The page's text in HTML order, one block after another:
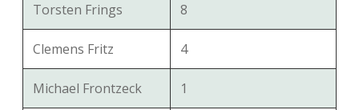
Torsten Frings 8
Clemens Fritz 4
Michael Frontzeck 1